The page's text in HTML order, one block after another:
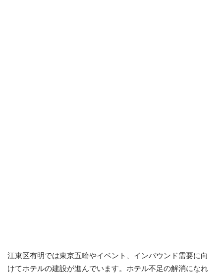
江東区有明では東京五輪やイベント、インバウンド需要に向
けてホテルの建設が進んでいます。ホテル不足の解消になれ